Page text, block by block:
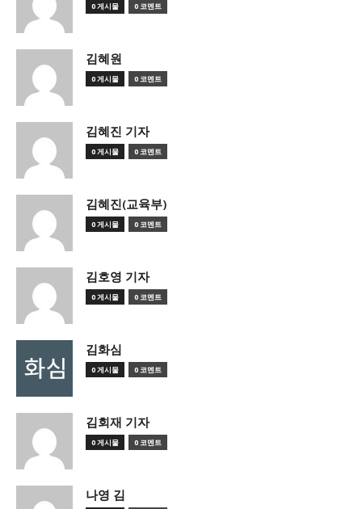
0 게시물 0 코멘트
김혜원
0 게시물 0 코멘트
김혜진 기자
0 게시물 0 코멘트
김혜진(교육부)
0 게시물 0 코멘트
김호영 기자
0 게시물 0 코멘트
김화심
0 게시물 0 코멘트
김회재 기자
0 게시물 0 코멘트
나영 김